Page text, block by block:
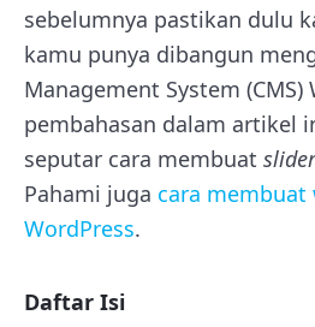
sebelumnya pastikan dulu
kamu punya dibangun
Management System (CMS)
pembahasan dalam artikel
seputar cara membuat
Pahami juga cara membuat
WordPress.
Daftar Isi